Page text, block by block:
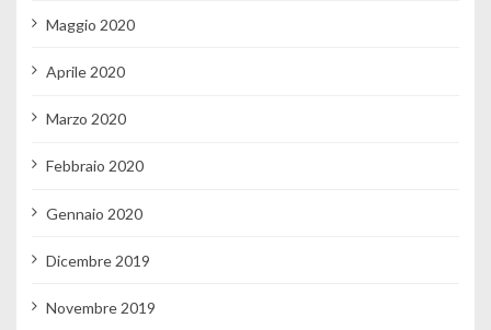
Maggio 2020
Aprile 2020
Marzo 2020
Febbraio 2020
Gennaio 2020
Dicembre 2019
Novembre 2019